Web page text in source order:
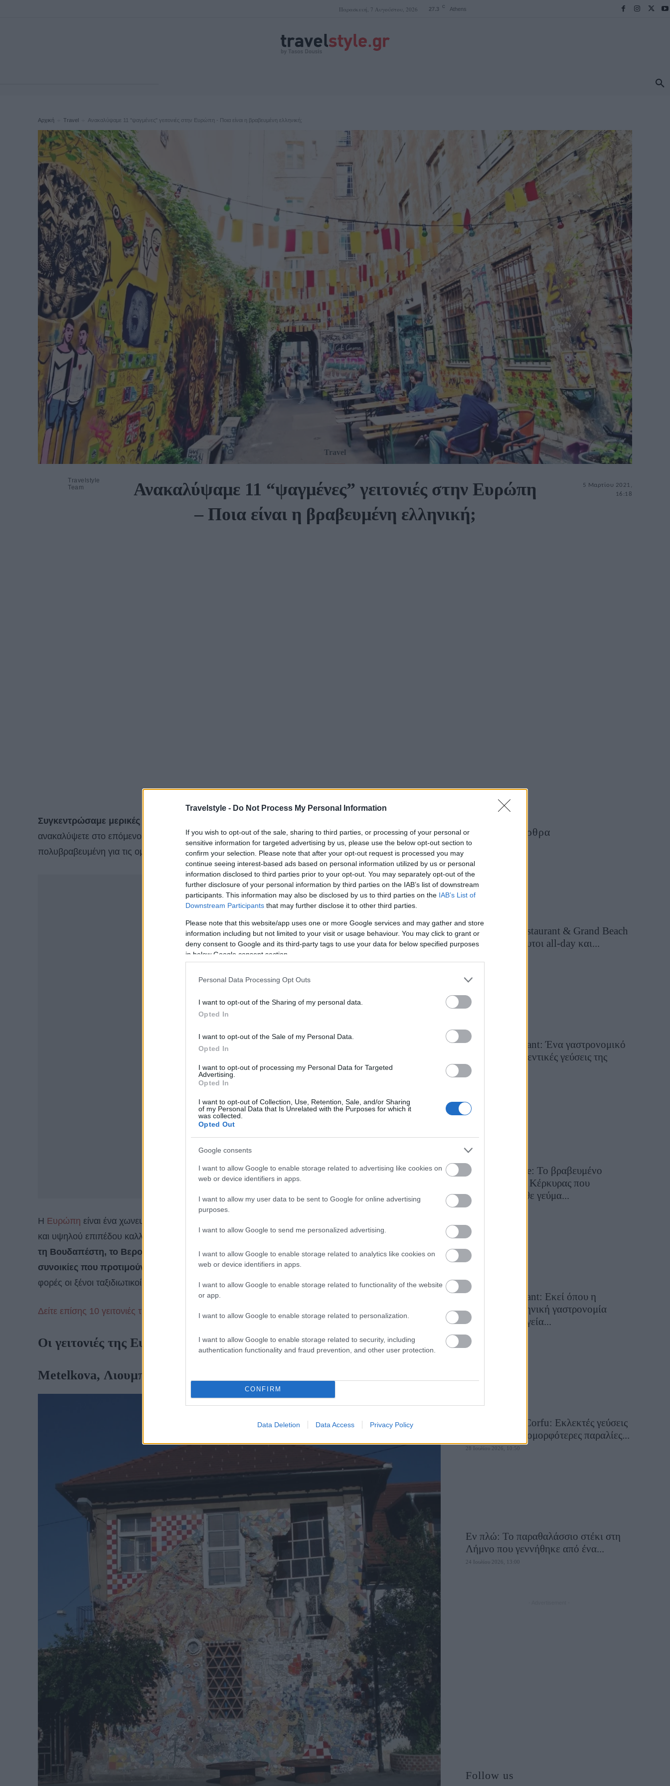
Travelstyle - Do Not Process My Personal Information
If you wish to opt-out of the sale, sharing to third parties, or processing of your personal or
sensitive information for targeted advertising by us, please use the below opt-out section to
confirm your selection. Please note that after your opt-out request is processed you may
continue seeing interest-based ads based on personal information utilized by us or personal
information disclosed to third parties prior to your opt-out. You may separately opt-out of the
further disclosure of your personal information by third parties on the IAB’s list of downstream
participants. This information may also be disclosed by us to third parties on the IAB’s List of
Downstream Participants that may further disclose it to other third parties.
Please note that this website/app uses one or more Google services and may gather and store
information including but not limited to your visit or usage behaviour. You may click to grant or
deny consent to Google and its third-party tags to use your data for below specified purposes
in below Google consent section.
Personal Data Processing Opt Outs
I want to opt-out of the Sharing of my personal data.
Opted In
I want to opt-out of the Sale of my Personal Data.
Opted In
I want to opt-out of processing my Personal Data for Targeted
Advertising.
Opted In
I want to opt-out of Collection, Use, Retention, Sale, and/or Sharing
of my Personal Data that Is Unrelated with the Purposes for which it
was collected.
Opted Out
Google consents
I want to allow Google to enable storage related to advertising like cookies on
web or device identifiers in apps.
I want to allow my user data to be sent to Google for online advertising
purposes.
I want to allow Google to send me personalized advertising.
I want to allow Google to enable storage related to analytics like cookies on
web or device identifiers in apps.
I want to allow Google to enable storage related to functionality of the website
or app.
I want to allow Google to enable storage related to personalization.
I want to allow Google to enable storage related to security, including
authentication functionality and fraud prevention, and other user protection.
CONFIRM
Data Deletion Data Access Privacy Policy
Παρασκευή, 7 Αυγούστου, 2026 27.3 C Athens
Αρχική Travel Ανακαλύψαμε 11 "ψαγμένες" γειτονιές στην Ευρώπη - Ποια είναι η βραβευμένη ελληνική;
Travelstyle
Team
Travel
Ανακαλύψαμε 11 “ψαγμένες” γειτονιές στην Ευρώπη
– Ποια είναι η βραβευμένη ελληνική;
5 Μαρτίου 2021,
16:18
Συγκεντρώσαμε μερικές από τις πιο όμορφες και ψαγμένες
ανακαλύψετε στο επόμενο ταξίδι σας,ανάμεσά τους και μια γραφική ελληνική, που μάλιστα είναι
πολυβραβευμένη για τις ομορφιές της.
Η Ευρώπη είναι ένα χωνευτήριο πολιτισμών, γεμάτη με γραφικότητα και ομορφιά, απίστευτη ιστορία
και υψηλού επιπέδου καλλιτεχνική και γαστρονομική ποικιλία.
Από τη Βαρσοβία και το Όσλο μέχρι
τη Βουδαπέστη, το Βερολίνο
Αθήνα , πάμε να ανακαλύψουμευπέροχες, μοντέρνες
συνοικίες που προτιμούν οι ντόπιοι
. Στηνελληνική γειτονιάπου θα δείτε έχουν υποκλιθεί πολλές
φορές οι ξένοι ταξιδιωτικοί συντάκτες αλλά και οιτουρίστες !
Δείτε επίσης 10 γειτονιές της Αθήνας για περπάτημα & άσκηση στο lockdown!
Οι γειτονιές της Ευρώπης που προτιμούν οι ντόπιοι
Metelkova, Λιουμπλιάνα
Τελευταία Άρθρα
Grand Asia Restaurant & Grand Beach
Club: Οι απόλυτοι all-day και...
Tsapis Restaurant: Ένα γαστρονομικό
ταξίδι στις αυθεντικές γεύσεις της
Σίφνου!
Toula’s Seaside: Το βραβευμένο
εστιατόριο της Κέρκυρας που
μετατρέπει κάθε γεύμα...
28 Ιουλίου 2026, 11:05
Cavos Restaurant: Εκεί όπου η
αυθεντική ελληνική γαστρονομία
συναντά τη μαγεία...
28 Ιουλίου 2026, 10:58
Aiolia Avlaki Corfu: Εκλεκτές γεύσεις
σε μία από τις ομορφότερες παραλίες...
28 Ιουλίου 2026, 10:50
Εν πλώ: Το παραθαλάσσιο στέκι στη
Λήμνο που γεννήθηκε από ένα...
24 Ιουλίου 2026, 13:00
Follow us